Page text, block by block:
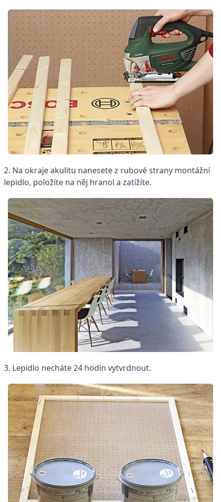
2. Na okraje akulitu nanesete z rubové strany montážní
lepidlo, položíte na něj hranol a zatížíte.
3. Lepidlo necháte 24 hodin vytvrdnout.